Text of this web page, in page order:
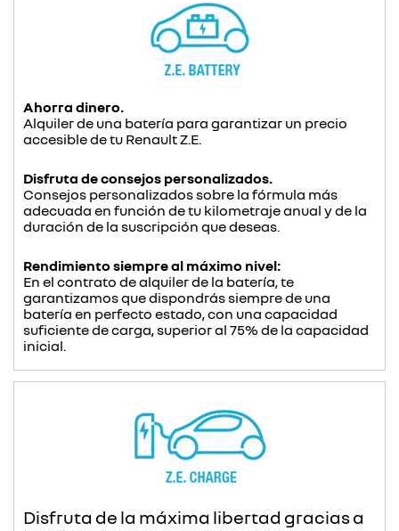
Ahorra dinero.
Alquiler de una batería para garantizar un precio
accesible de tu Renault Z.E.
Disfruta de consejos personalizados.
Consejos personalizados sobre la fórmula más
adecuada en función de tu kilometraje anual y de la
duración de la suscripción que deseas.
Rendimiento siempre al máximo nivel:
En el contrato de alquiler de la batería, te
garantizamos que dispondrás siempre de una
batería en perfecto estado, con una capacidad
suficiente de carga, superior al 75% de la capacidad
inicial.
Disfruta de la máxima libertad gracias a